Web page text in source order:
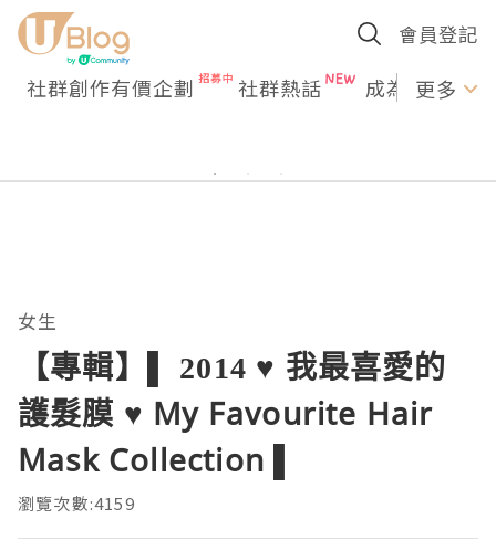
會員登記
社群創作有價企劃 社群熱話 成為U更多
女生
【專輯】▌ 2014 ♥ 我最喜愛的
護髮膜 ♥ My Favourite Hair
Mask Collection ▌
瀏覽次數:4159